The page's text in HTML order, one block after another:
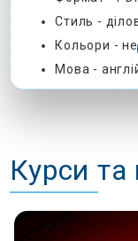
Стиль -
Кольори - не
Мова -
подаєте
однакові
самий
Курси та